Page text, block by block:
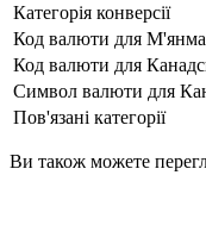
Категорія конверсії
Код валюти для
Код валюти для
Символ валюти для
Пов'язані категорії
Ви також можете